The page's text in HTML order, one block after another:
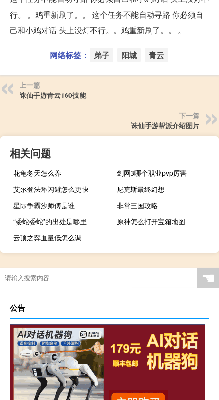
行。 。鸡重新刷了。。 这个任务不能自动寻路 你必须自
己和小鸡对话 头上没灯不行。。鸡重新刷了。。 。
网络标签： 弟子 阳城 青云
上一篇
诛仙手游青云160技能
下一篇
诛仙手游帮派介绍图片
相关问题
花龟冬天怎么养
剑网3哪个职业pvp厉害
艾尔登法环闪避怎么更快
尼克斯最终幻想
星际争霸沙师傅是谁
非常三国攻略
“委蛇委蛇”的出处是哪里
原神怎么打开宝箱地图
云顶之弈血量低怎么调
☚
公告